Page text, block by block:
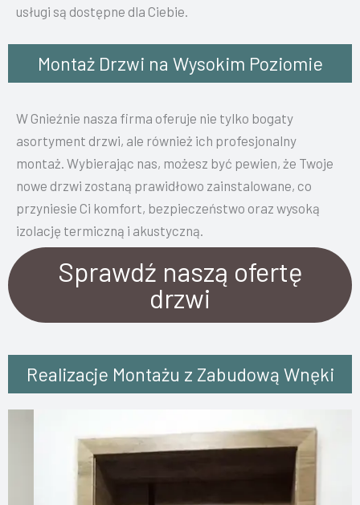
usługi są dostępne dla Ciebie.
Montaż Drzwi na Wysokim Poziomie
W Gnieźnie nasza firma oferuje nie tylko bogaty
asortyment drzwi, ale również ich profesjonalny
montaż. Wybierając nas, możesz być pewien, że Twoje
nowe drzwi zostaną prawidłowo zainstalowane, co
przyniesie Ci komfort, bezpieczeństwo oraz wysoką
izolację termiczną i akustyczną.
Sprawdź naszą ofertę
drzwi
Realizacje Montażu z Zabudową Wnęki